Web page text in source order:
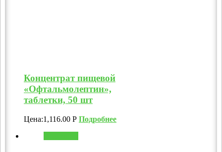
Концентрат пищевой
«Офтальмолептин»,
таблетки, 50 шт
Цена:1,116.00 Р Подробнее